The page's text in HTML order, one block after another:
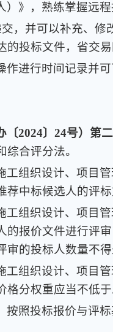
》，熟练掌握远
，并可以补充、
投标文件，省交易
进行时间记录并可
2024〕24号）第
合评分法。
组织设计、项目
中标候选人的评标
工组织设计、项目
报价文件进行评
的投标人数量不得
组织设计、项目
分权重应当不低于
按照投标报价与评